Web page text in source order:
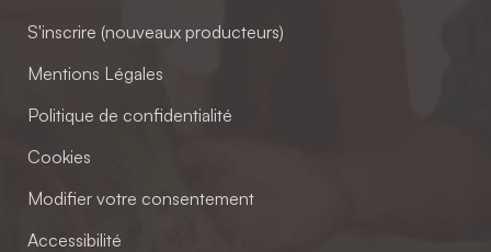
S'inscrire (nouveaux producteurs)
Mentions Légales
Politique de confidentialité
Cookies
Modifier votre consentement
Accessibilité